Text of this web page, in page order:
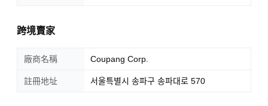
跨境賣家
廠商名稱 Coupang Corp.
註冊地址 서울특별시 송파구 송파대로 570